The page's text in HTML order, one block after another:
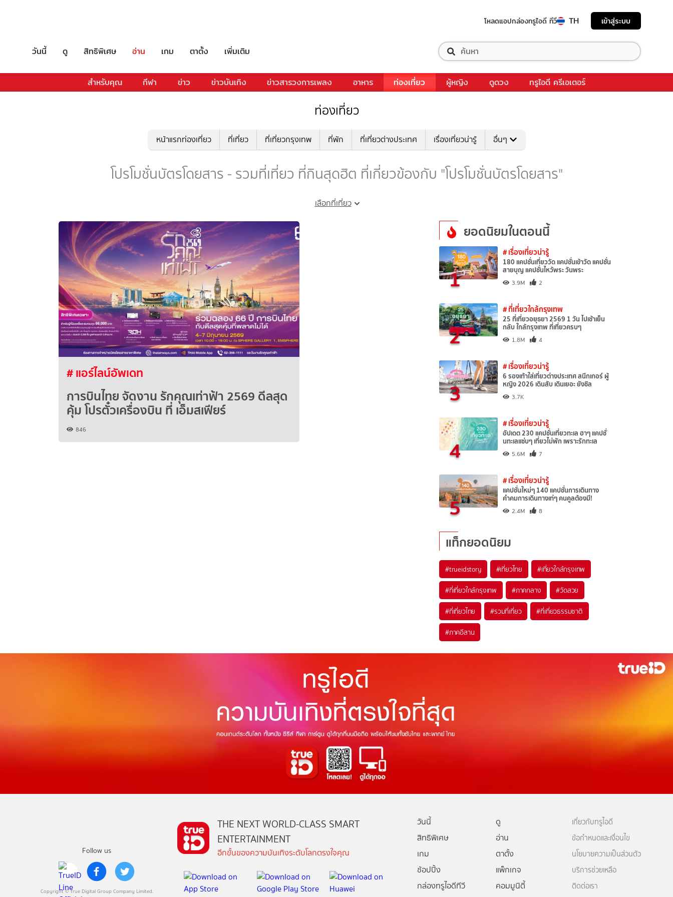
โหลดแอปกล่องทรูไอดี ทีวี TH เข้าสู่ระบบ
วันนี้ ดู สิทธิพิเศษ อ่าน เกม ตาตั้ง เพิ่มเติม
สำหรับคุณ กีฬา ข่าว ข่าวบันเทิง ข่าวสารวงการเพลง อาหาร ท่องเที่ยว ผู้หญิง ดูดวง ทรูไอดี ครีเอเตอร์
ท่องเที่ยว
หน้าแรกท่องเที่ยว ที่เที่ยว ที่เที่ยวกรุงเทพ ที่พัก ที่เที่ยวต่างประเทศ เรื่องเที่ยวน่ารู้ อื่นๆ
โปรโมชั่นบัตรโดยสาร - รวมที่เที่ยว ที่กินสุดฮิต ที่เกี่ยวข้องกับ "โปรโมชั่นบัตรโดยสาร"
เลือกที่เที่ยว
# แอร์ไลน์อัพเดท
การบินไทย จัดงาน รักคุณเท่าฟ้า 2569 ดีลสุด
คุ้ม โปรตั๋วเครื่องบิน ที่ เอ็มสเฟียร์
846
ยอดนิยมในตอนนี้
1
# เรื่องเที่ยวน่ารู้
180 แคปชั่นเที่ยววัด แคปชั่นเข้าวัด แคปชั่น
สายบุญ แคปชั่นไหว้พระ วันพระ
3.9M 2
2
# ที่เที่ยวใกล้กรุงเทพ
25 ที่เที่ยวอยุธยา 2569 1 วัน ไปเช้าเย็น
กลับ ใกล้กรุงเทพ ที่เที่ยวครบๆ
1.8M 4
3
# เรื่องเที่ยวน่ารู้
6 รองเท้าใส่เที่ยวต่างประเทศ สนีกเกอร์ ผู้
หญิง 2026 เดินสับ เดินเยอะ ยังชิล
3.7K
4
# เรื่องเที่ยวน่ารู้
อัปเดต 230 แคปชั่นเที่ยวทะเล ฮาๆ แคปชั่
นทะเลแซ่บๆ เที่ยวไม่พัก เพราะรักทะเล
5.6M 7
5
# เรื่องเที่ยวน่ารู้
แคปชั่นใหม่ๆ 140 แคปชั่นการเดินทาง
คำคมการเดินทางเท่ๆ คนคูลต้องมี!
2.4M 8
แท็กยอดนิยม
#trueidstory #เที่ยวไทย #เที่ยวใกล้กรุงเทพ
#ที่เที่ยวใกล้กรุงเทพ #ภาคกลาง #วัดสวย
#ที่เที่ยวไทย #รวมที่เที่ยว #ที่เที่ยวธรรมชาติ
#ภาคอีสาน
Follow us
Copyright © True Digital Group Company Limited.
THE NEXT WORLD-CLASS SMART
ENTERTAINMENT
อีกขั้นของความบันเทิงระดับโลกตรงใจคุณ
วันนี้
ดู
สิทธิพิเศษ
อ่าน
เกม
ตาตั้ง
ช้อปปิ้ง
แพ็กเกจ
กล่องทรูไอดีทีวี
คอมมูนิตี้
เกี่ยวกับทรูไอดี
ข้อกำหนดและเงื่อนไข
นโยบายความเป็นส่วนตัว
บริการช่วยเหลือ
ติดต่อเรา